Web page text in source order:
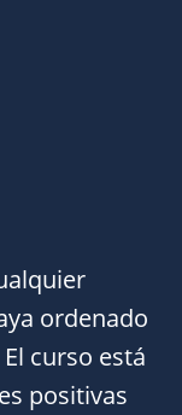
ordenado
curso está
positivas